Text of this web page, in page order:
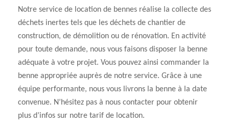
Notre service de location de bennes réalise la collecte des
déchets inertes tels que les déchets de chantier de
construction, de démolition ou de rénovation. En activité
pour toute demande, nous vous faisons disposer la benne
adéquate à votre projet. Vous pouvez ainsi commander la
benne appropriée auprès de notre service. Grâce à une
équipe performante, nous vous livrons la benne à la date
convenue. N’hésitez pas à nous contacter pour obtenir
plus d’infos sur notre tarif de location.